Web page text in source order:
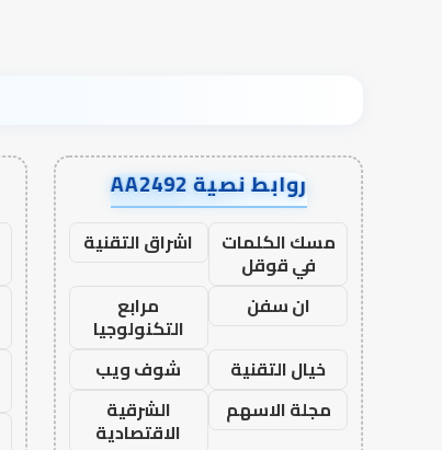
روابط نصية AA2492
مسك الكلمات
في قوقل
اشراق التقنية
ان سفن
مرابع
التكنولوجيا
خيال التقنية
شوف ويب
مجلة الاسهم
الشرقية
الاقتصادية